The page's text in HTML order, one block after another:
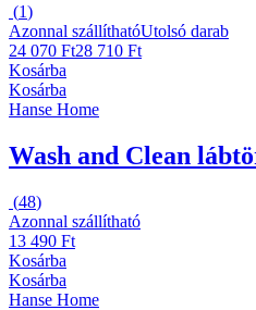
(1)
Azonnal szállíthatóUtolsó darab
24 070 Ft28 710 Ft
Kosárba
Kosárba
Hanse Home
Wash and Clean
(48)
Azonnal szállítható
13 490 Ft
Kosárba
Kosárba
Hanse Home